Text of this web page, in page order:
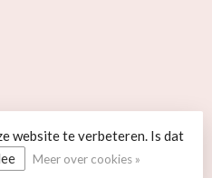
website te verbeteren. Is dat
Meer over cookies »